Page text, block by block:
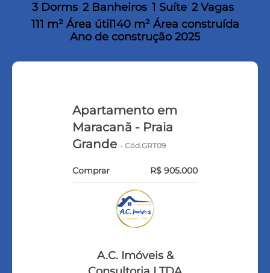
3 Dorms 2 Banheiros 1 Suíte 2 Vagas
111 m² Área útil 140 m² Área construída
Ano de construção 2025
Apartamento em
Maracanã - Praia
Grande - Cód.GRT09
Comprar R$ 905.000
A.C. Imóveis &